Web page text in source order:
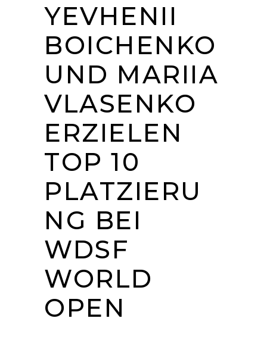
YEVHENII
BOICHENKO
UND MARIIA
VLASENKO
ERZIELEN
TOP 10
PLATZIERU
NG BEI
WDSF
WORLD
OPEN